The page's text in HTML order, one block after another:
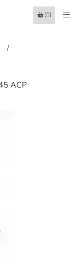
(0)
/
ACP